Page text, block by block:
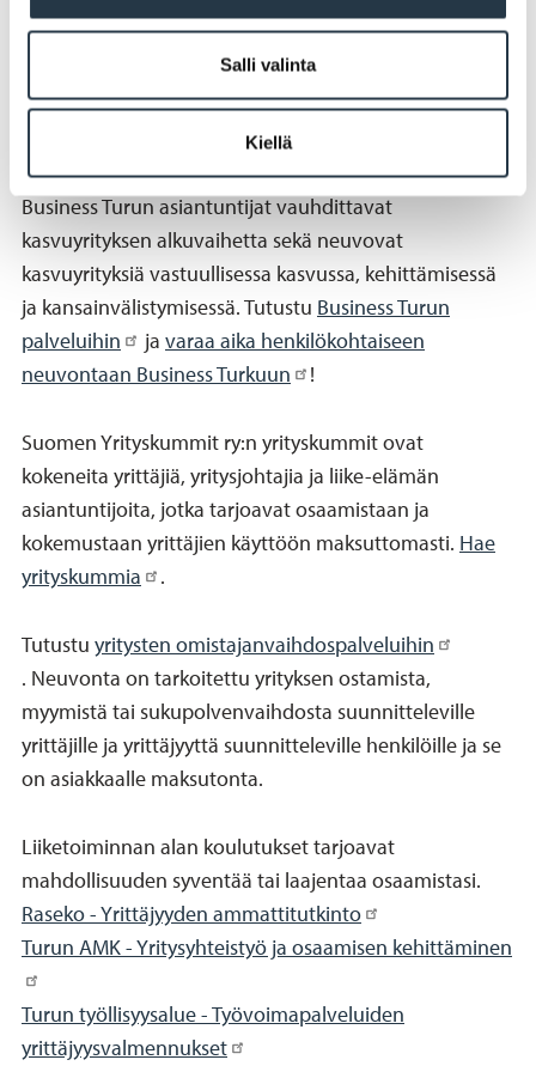
Salli valinta
Kiellä
Verohallinnon yrityksen perustajan muistilista
Yhteistyökumppanit
Business Turun asiantuntijat vauhdittavat
kasvuyrityksen alkuvaihetta sekä neuvovat
kasvuyrityksiä vastuullisessa kasvussa, kehittämisessä
ja kansainvälistymisessä. Tutustu Business Turun
palveluihin
ja varaa aika henkilökohtaiseen
neuvontaan Business Turkuun
!
Suomen Yrityskummit ry:n yrityskummit ovat
kokeneita yrittäjiä, yritysjohtajia ja liike-elämän
asiantuntijoita, jotka tarjoavat osaamistaan ja
kokemustaan yrittäjien käyttöön maksuttomasti. Hae
yrityskummia
.
Tutustu yritysten omistajanvaihdospalveluihin
. Neuvonta on tarkoitettu yrityksen ostamista,
myymistä tai sukupolvenvaihdosta suunnitteleville
yrittäjille ja yrittäjyyttä suunnitteleville henkilöille ja se
on asiakkaalle maksutonta.
Liiketoiminnan alan koulutukset tarjoavat
mahdollisuuden syventää tai laajentaa osaamistasi.
Raseko - Yrittäjyyden ammattitutkinto
Turun AMK - Yritysyhteistyö ja osaamisen kehittäminen
Turun työllisyysalue - Työvoimapalveluiden
yrittäjyysvalmennukset